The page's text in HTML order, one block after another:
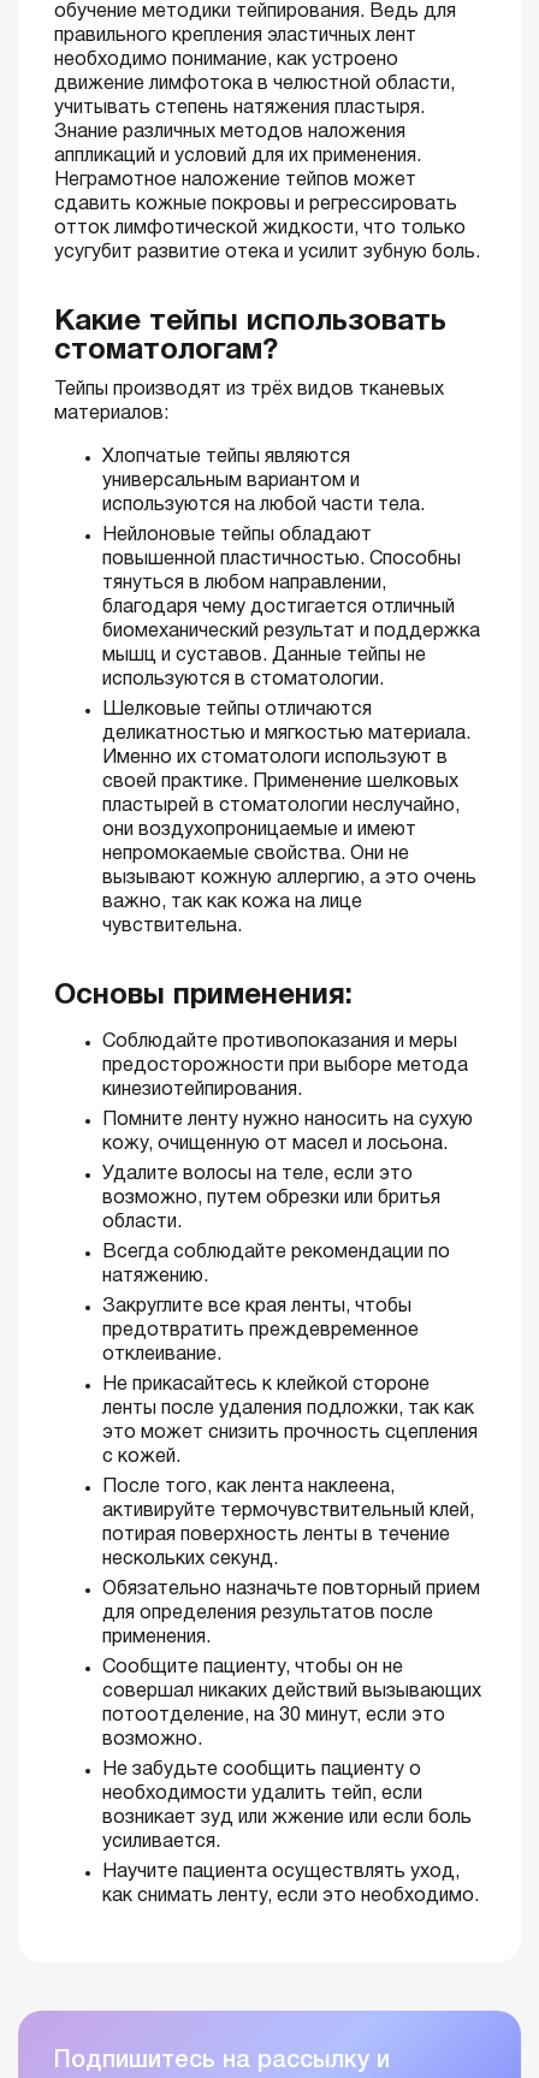
обучение методики тейпирования. Ведь для
правильного крепления эластичных лент
необходимо понимание, как устроено
движение лимфотока в челюстной области,
учитывать степень натяжения пластыря.
Знание различных методов наложения
аппликаций и условий для их применения.
Неграмотное наложение тейпов может
сдавить кожные покровы и регрессировать
отток лимфотической жидкости, что только
усугубит развитие отека и усилит зубную боль.
Какие тейпы использовать
стоматологам?
Тейпы производят из трёх видов тканевых
материалов:
Хлопчатые тейпы являются
универсальным вариантом и
используются на любой части тела.
Нейлоновые тейпы обладают
повышенной пластичностью. Способны
тянуться в любом направлении,
благодаря чему достигается отличный
биомеханический результат и поддержка
мышц и суставов. Данные тейпы не
используются в стоматологии.
Шелковые тейпы отличаются
деликатностью и мягкостью материала.
Именно их стоматологи используют в
своей практике. Применение шелковых
пластырей в стоматологии неслучайно,
они воздухопроницаемые и имеют
непромокаемые свойства. Они не
вызывают кожную аллергию, а это очень
важно, так как кожа на лице
чувствительна.
Основы применения:
Соблюдайте противопоказания и меры
предосторожности при выборе метода
кинезиотейпирования.
Помните ленту нужно наносить на сухую
кожу, очищенную от масел и лосьона.
Удалите волосы на теле, если это
возможно, путем обрезки или бритья
области.
Всегда соблюдайте рекомендации по
натяжению.
Закруглите все края ленты, чтобы
предотвратить преждевременное
отклеивание.
Не прикасайтесь к клейкой стороне
ленты после удаления подложки, так как
это может снизить прочность сцепления
с кожей.
После того, как лента наклеена,
активируйте термочувствительный клей,
потирая поверхность ленты в течение
нескольких секунд.
Обязательно назначьте повторный прием
для определения результатов после
применения.
Сообщите пациенту, чтобы он не
совершал никаких действий вызывающих
потоотделение, на 30 минут, если это
возможно.
Не забудьте сообщить пациенту о
необходимости удалить тейп, если
возникает зуд или жжение или если боль
усиливается.
Научите пациента осуществлять уход,
как снимать ленту, если это необходимо.
Подпишитесь на рассылку и